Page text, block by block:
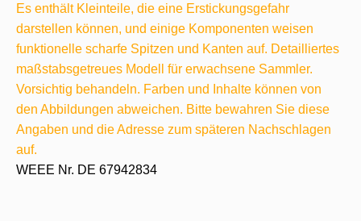
Es enthält Kleinteile, die eine Erstickungsgefahr
darstellen können, und einige Komponenten weisen
funktionelle scharfe Spitzen und Kanten auf. Detailliertes
maßstabsgetreues Modell für erwachsene Sammler.
Vorsichtig behandeln. Farben und Inhalte können von
den Abbildungen abweichen. Bitte bewahren Sie diese
Angaben und die Adresse zum späteren Nachschlagen
auf.
WEEE Nr. DE 67942834